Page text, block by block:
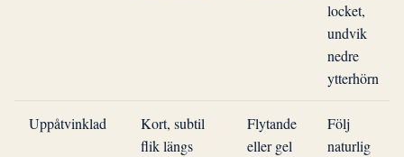
locket,
undvik
nedre
ytterhörn
Uppåtvinklad
Kort, subtil
flik längs
Flytande
eller gel
Följ
naturlig